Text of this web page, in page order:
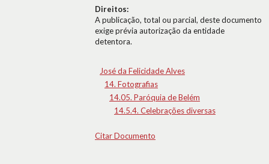
Direitos:
A publicação, total ou parcial, deste documento
exige prévia autorização da entidade
detentora.
José da Felicidade Alves
14. Fotografias
14.05. Paróquia de Belém
14.5.4. Celebrações diversas
Citar Documento